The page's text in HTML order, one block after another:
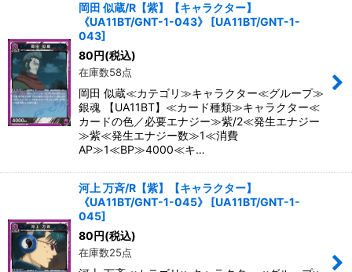
岡田 似蔵/R【紫】【キャラクター】
《UA11BT/GNT-1-043》
[UA11BT/GNT-1-
043]
80円(税込)
在庫数58点
岡田 似蔵≪カテゴリ≫キャラクター≪グループ≫
銀魂 【UA11BT】≪カード種類≫キャラクター≪
カードの色／必要エナジー≫紫/2≪発生エナジー
≫紫≪発生エナジー数≫1≪消費
AP≫1≪BP≫4000≪キ…
河上 万斉/R【紫】【キャラクター】
《UA11BT/GNT-1-045》
[UA11BT/GNT-1-
045]
80円(税込)
在庫数25点